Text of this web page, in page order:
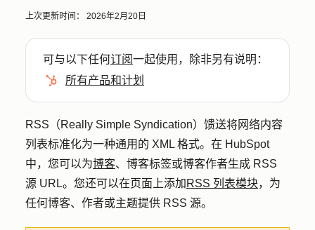
上次更新时间： 2026年2月20日
可与以下任何订阅一起使用，除非另有说明：
所有产品和计划
RSS（Really Simple Syndication）馈送将网络内容
列表标准化为一种通用的 XML 格式。在 HubSpot
中，您可以为博客、博客标签或博客作者生成 RSS
源 URL。您还可以在页面上添加 RSS 列表模块，为
任何博客、作者或主题提供 RSS 源。